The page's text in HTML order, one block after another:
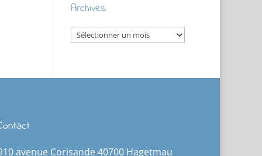
Archives
Archives
avenue Corisande 40700 Hagetmau